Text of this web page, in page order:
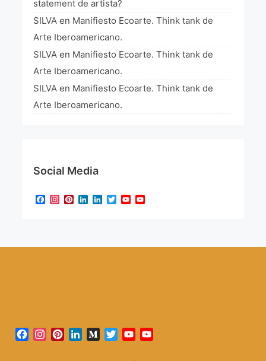
statement de artista?
SILVA en Manifiesto Ecoarte. Think tank de
Arte Iberoamericano.
SILVA en Manifiesto Ecoarte. Think tank de
Arte Iberoamericano.
SILVA en Manifiesto Ecoarte. Think tank de
Arte Iberoamericano.
Social Media
Facebook
Instagram
Pinterest
LinkedIn
LinkedIn
TwitterYouTube
Facebook
Instagram
PinterestLinkedInMediumTwitterYouTube